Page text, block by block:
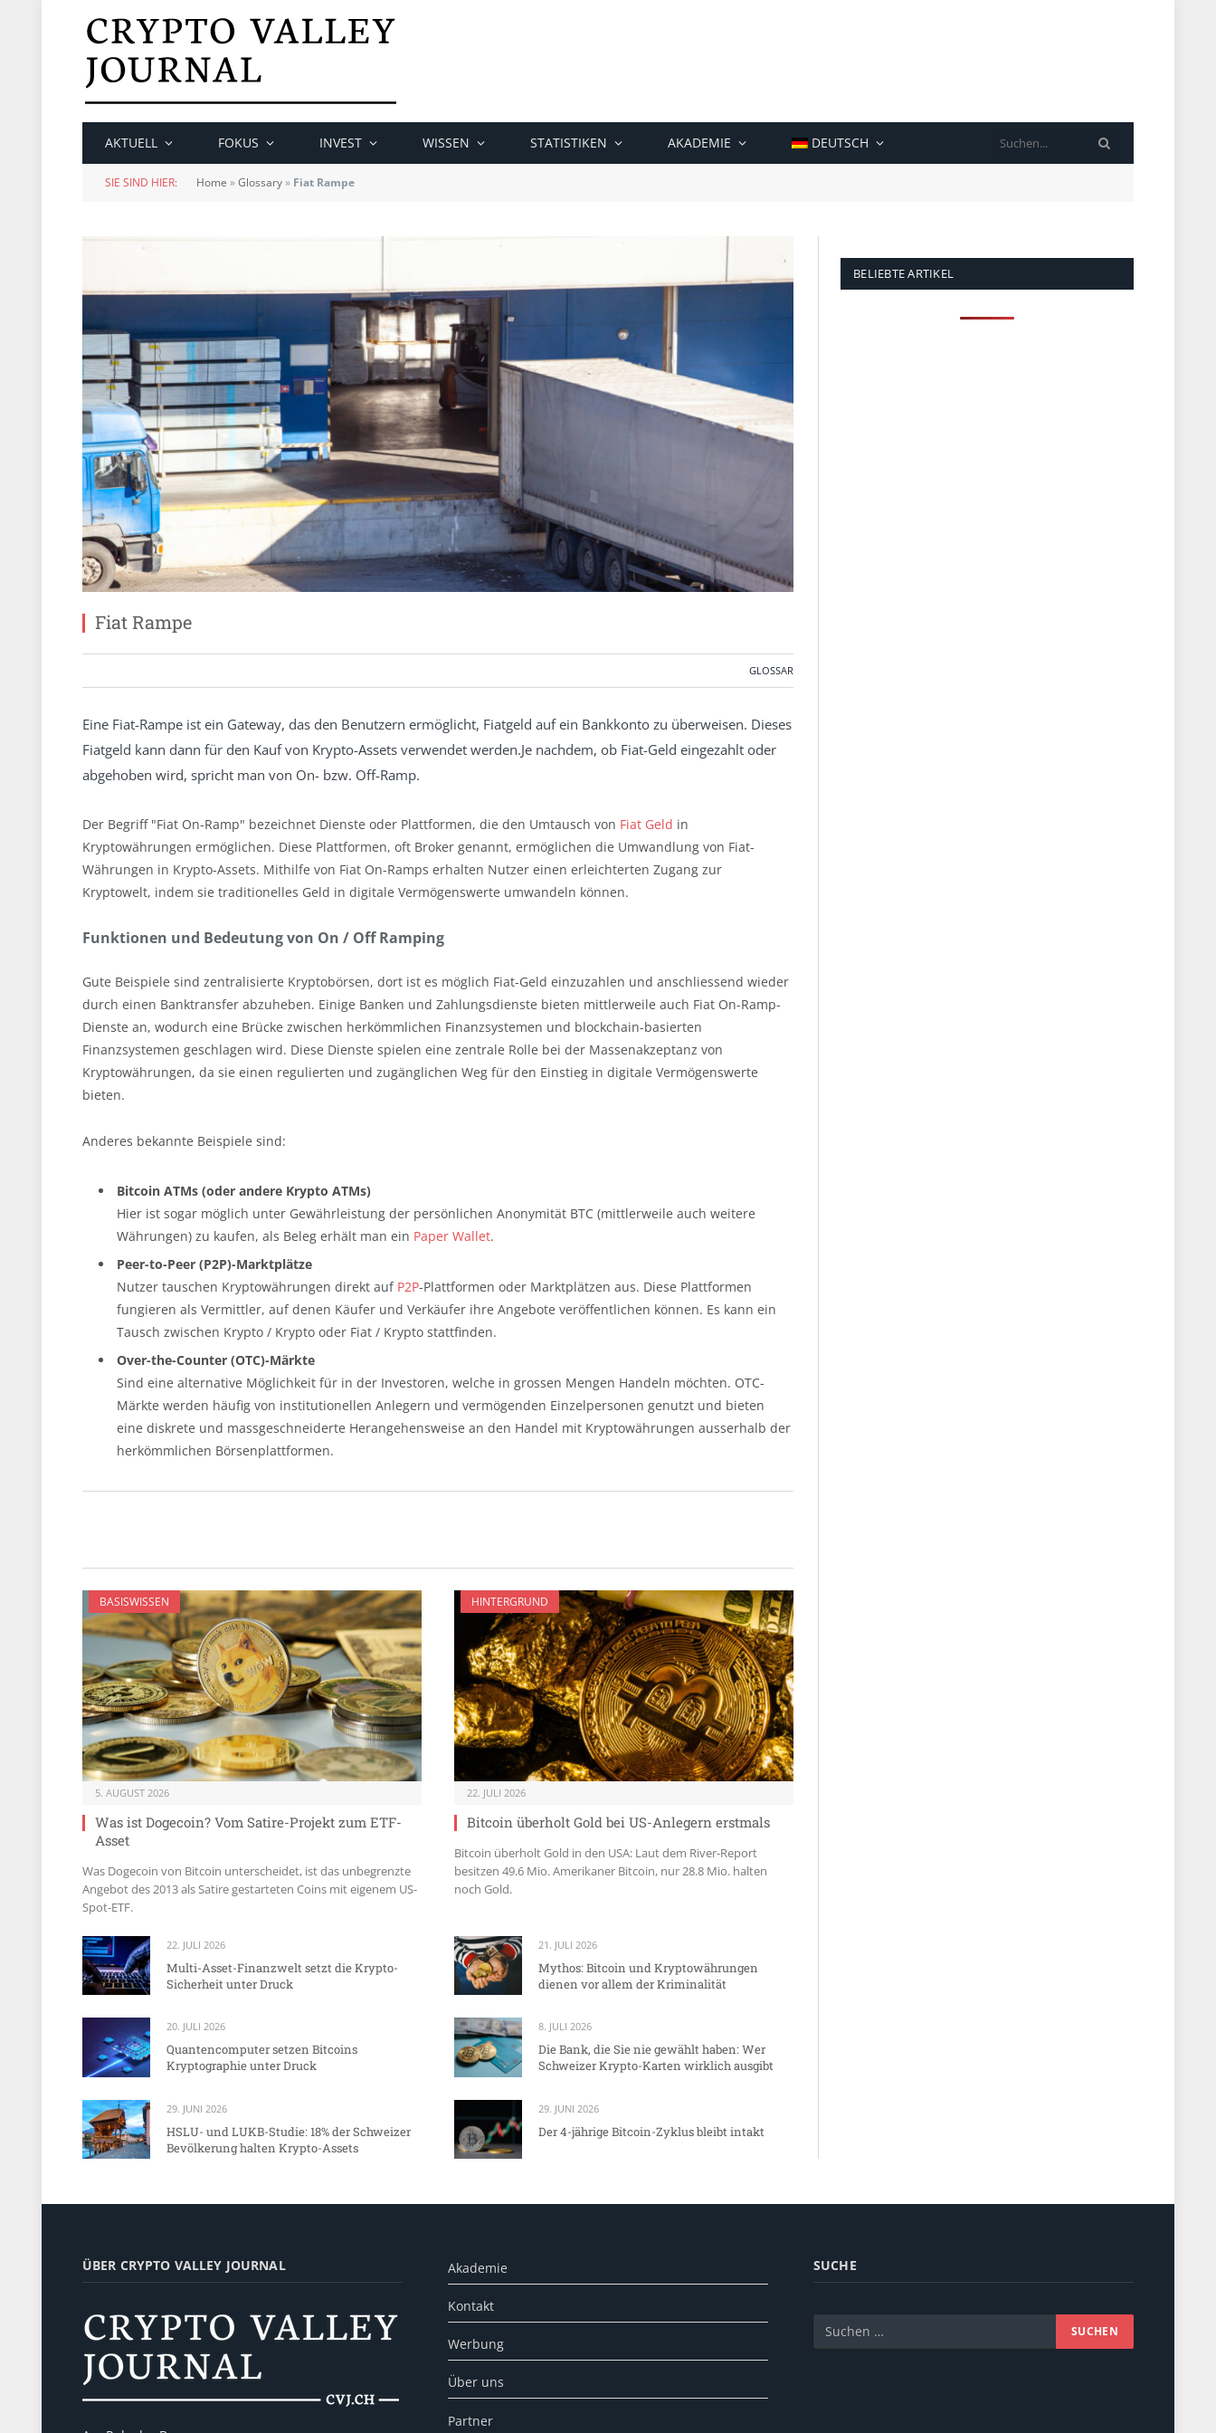
AKTUELL FOKUS INVEST WISSEN STATISTIKEN AKADEMIE DEUTSCH
SIE SIND HIER: Home »Glossary» Fiat Rampe
Fiat Rampe
GLOSSAR
Eine Fiat-Rampe ist ein Gateway, das den Benutzern ermöglicht, Fiatgeld auf ein Bankkonto zu überweisen. Dieses
Fiatgeld kann dann für den Kauf von Krypto-Assets verwendet werden.Je nachdem, ob Fiat-Geld eingezahlt oder
abgehoben wird, spricht man von On- bzw. Off-Ramp.
Der Begriff "Fiat On-Ramp" bezeichnet Dienste oder Plattformen, die den Umtausch von Fiat Geld in
Kryptowährungen ermöglichen. Diese Plattformen, oft Broker genannt, ermöglichen die Umwandlung von Fiat-
Währungen in Krypto-Assets. Mithilfe von Fiat On-Ramps erhalten Nutzer einen erleichterten Zugang zur
Kryptowelt, indem sie traditionelles Geld in digitale Vermögenswerte umwandeln können.
Funktionen und Bedeutung von On / Off Ramping
Gute Beispiele sind zentralisierte Kryptobörsen, dort ist es möglich Fiat-Geld einzuzahlen und anschliessend wieder
durch einen Banktransfer abzuheben. Einige Banken und Zahlungsdienste bieten mittlerweile auch Fiat On-Ramp-
Dienste an, wodurch eine Brücke zwischen herkömmlichen Finanzsystemen und blockchain-basierten
Finanzsystemen geschlagen wird. Diese Dienste spielen eine zentrale Rolle bei der Massenakzeptanz von
Kryptowährungen, da sie einen regulierten und zugänglichen Weg für den Einstieg in digitale Vermögenswerte
bieten.
Anderes bekannte Beispiele sind:
Bitcoin ATMs (oder andere Krypto ATMs)
Hier ist sogar möglich unter Gewährleistung der persönlichen Anonymität BTC (mittlerweile auch weitere
Währungen) zu kaufen, als Beleg erhält man ein Paper Wallet.
Peer-to-Peer (P2P)-Marktplätze
Nutzer tauschen Kryptowährungen direkt auf P2P-Plattformen oder Marktplätzen aus. Diese Plattformen
fungieren als Vermittler, auf denen Käufer und Verkäufer ihre Angebote veröffentlichen können. Es kann ein
Tausch zwischen Krypto / Krypto oder Fiat / Krypto stattfinden.
Over-the-Counter (OTC)-Märkte
Sind eine alternative Möglichkeit für in der Investoren, welche in grossen Mengen Handeln möchten. OTC-
Märkte werden häufig von institutionellen Anlegern und vermögenden Einzelpersonen genutzt und bieten
eine diskrete und massgeschneiderte Herangehensweise an den Handel mit Kryptowährungen ausserhalb der
herkömmlichen Börsenplattformen.
BASISWISSEN
5. AUGUST 2026
Was ist Dogecoin? Vom Satire-Projekt zum ETF-
Asset
Was Dogecoin von Bitcoin unterscheidet, ist das unbegrenzte
Angebot des 2013 als Satire gestarteten Coins mit eigenem US-
Spot-ETF.
HINTERGRUND
22. JULI 2026
Bitcoin überholt Gold bei US-Anlegern erstmals
Bitcoin überholt Gold in den USA: Laut dem River-Report
besitzen 49.6 Mio. Amerikaner Bitcoin, nur 28.8 Mio. halten
noch Gold.
22. JULI 2026
Multi-Asset-Finanzwelt setzt die Krypto-
Sicherheit unter Druck
21. JULI 2026
Mythos: Bitcoin und Kryptowährungen
dienen vor allem der Kriminalität
20. JULI 2026
Quantencomputer setzen Bitcoins
Kryptographie unter Druck
8. JULI 2026
Die Bank, die Sie nie gewählt haben: Wer
Schweizer Krypto-Karten wirklich ausgibt
29. JUNI 2026
HSLU- und LUKB-Studie: 18% der Schweizer
Bevölkerung halten Krypto-Assets
29. JUNI 2026
Der 4-jährige Bitcoin-Zyklus bleibt intakt
BELIEBTE ARTIKEL
ÜBER CRYPTO VALLEY JOURNAL Akademie
Kontakt
Werbung
Über uns
Partner
SUCHE